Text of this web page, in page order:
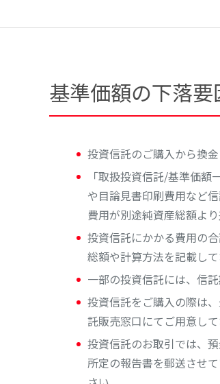
基準価額の下落要
投資信託のご購入から換
「取扱投資信託/基準価
や目論見書印刷費用など
費用が別途純資産総額より
投資信託にかかる費用の
総額や計算方法を記載して
一部の投資信託には、信
投資信託をご購入の際は
託販売窓口にてご用意して
投資信託のお取引では、
所定の報告書を郵送させ